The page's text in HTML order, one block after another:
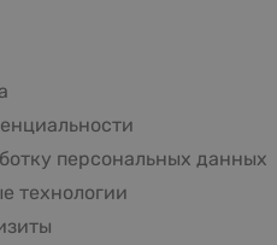
персональных данных
технологии